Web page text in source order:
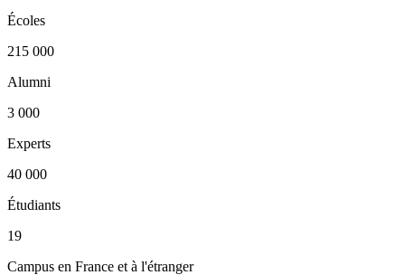
Écoles
215 000
Alumni
3 000
Experts
40 000
Étudiants
19
Campus en France et à l'étranger